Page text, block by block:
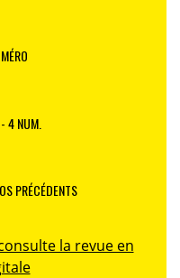
4 NUM.
PRÉCÉDENTS
la revue en